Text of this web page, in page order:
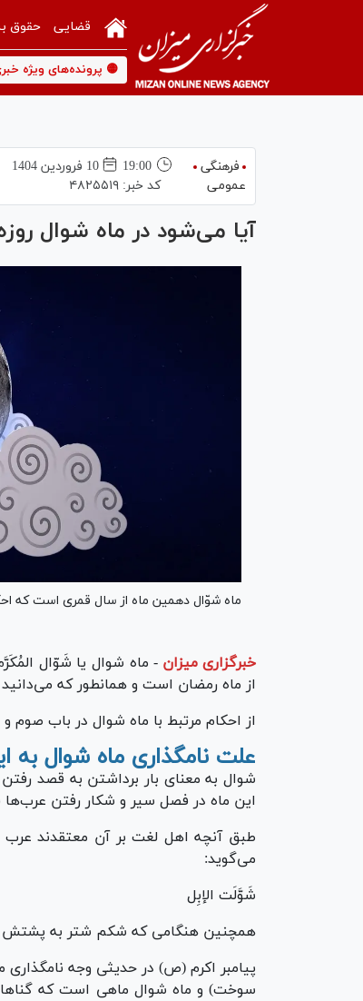
قضایی حقوق
🟡 پرونده‌های ویژه
فرهنگی
عمومی
19:00
10 فروردين 1404
کد خبر:۴۸۲۵۵۱۹
آیا می‌شود در ماه شوال
ماه شوّال دهمین ماه از سال قمری است که
خبرگزاری میزان - ماه شوال یا شَوّال
از ماه رمضان است و همانطور که
از احکام مرتبط با ماه شوال در باب
علت نامگذاری ماه شوال
شوال به معنای بار برداشتن به قصد
این ماه در فصل سیر و شکار رفتن
طبق آنچه اهل لغت بر آن معتقدند
می‌گوید:
شَوَّلَت الإبِل‏
همچنین هنگامی که شکم شتر به پشتش
پیامبر اکرم (ص) در حدیثی وجه
سوخت) و ماه شوال ماهی است که